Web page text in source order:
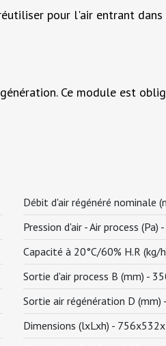
pour l'air entrant
Ce module est
Débit d'air régénéré nominale
Pression d'air - Air process (Pa) -
Capacité à 20°C/60% H.R (kg/
Sortie d'air process B (mm) -
Sortie air régénération D (mm) -
Dimensions (lxLxh) -